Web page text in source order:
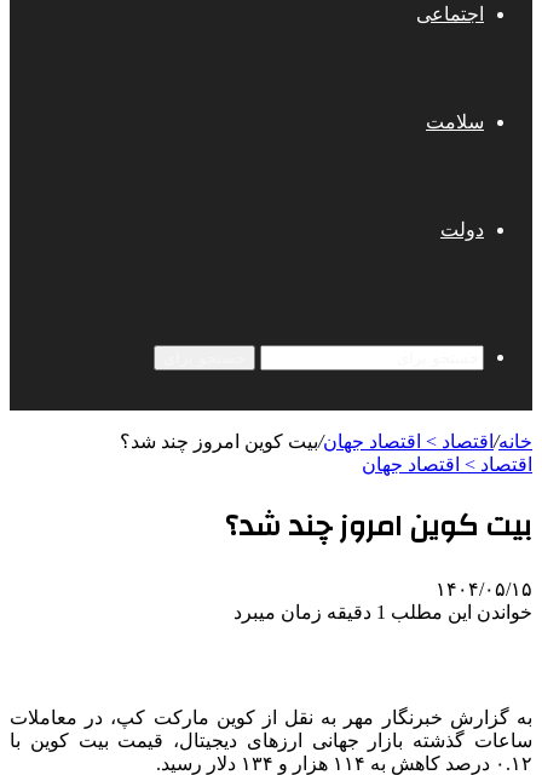
اجتماعی
سلامت
دولت
خانه/ اقتصاد > اقتصاد جهان/بیت کوین امروز چند شد؟
اقتصاد > اقتصاد جهان
بیت کوین امروز چند شد؟
۱۴۰۴/۰۵/۱۵
خواندن این مطلب 1 دقیقه زمان میبرد
به گزارش خبرنگار مهر به نقل از کوین مارکت کپ، در معاملات
ساعات گذشته بازار جهانی ارزهای دیجیتال، قیمت بیت کوین با
۰.۱۲ درصد کاهش به ۱۱۴ هزار و ۱۳۴ دلار رسید.